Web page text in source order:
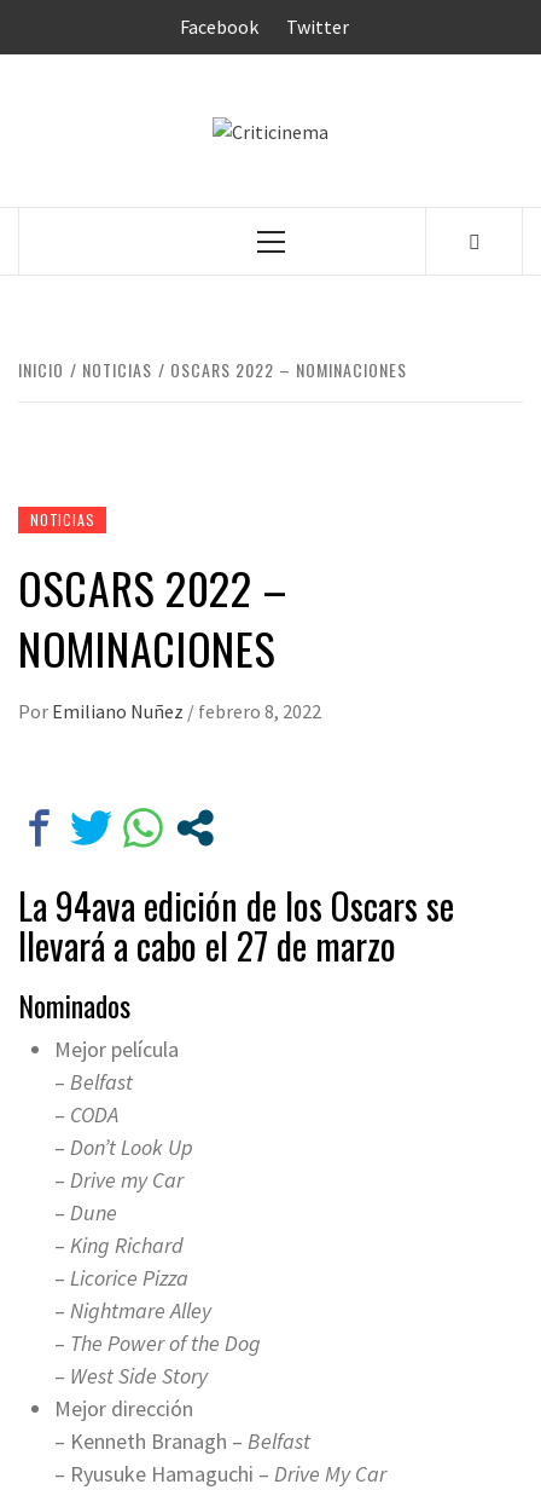
Facebook Twitter
Menú
INICIO NOTICIAS OSCARS 2022 – NOMINACIONES
NOTICIAS
OSCARS 2022 –
NOMINACIONES
Por Emiliano Nuñez / febrero 8, 2022
La 94ava edición de los Oscars se
llevará a cabo el 27 de marzo
Nominados
Mejor película
– Belfast
– CODA
– Don’t Look Up
– Drive my Car
– Dune
– King Richard
– Licorice Pizza
– Nightmare Alley
– The Power of the Dog
– West Side Story
Mejor dirección
– Kenneth Branagh – Belfast
– Ryusuke Hamaguchi – Drive My Car